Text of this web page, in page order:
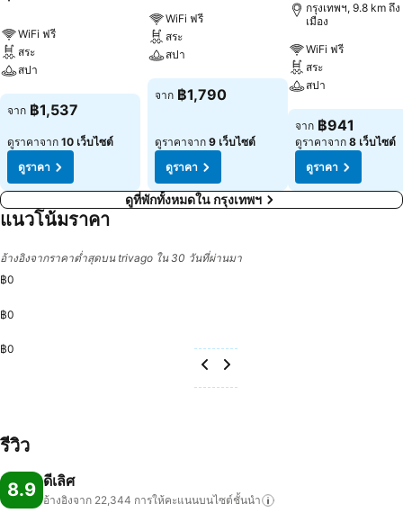
WiFi ฟรี
สระ
สปา
ดูราคา
จาก ฿1,537
ดูราคาจาก 10 เว็บไซต์
ดูราคา
WiFi ฟรี
สระ
สปา
ดูราคา
จาก ฿1,790
ดูราคาจาก 9 เว็บไซต์
ดูราคา
กรุงเทพฯ, 9.8 km ถึ
เมือง
WiFi ฟรี
สระ
สปา
ดูราคา
จาก ฿941
ดูราคาจาก 8 เว็บไซต์
ดูราคา
ดูที่พักทั้งหมดใน กรุงเทพฯ
แนวโน้มราคา
อ้างอิงจากราคาต่ำสุดบน trivago ใน 30 วันที่ผ่านมา
฿0
฿0
฿0
รีวิว
8.9 ดีเลิศ
อ้างอิงจาก 22,344 การให้คะแนนบนไซต์ชั้นนำ